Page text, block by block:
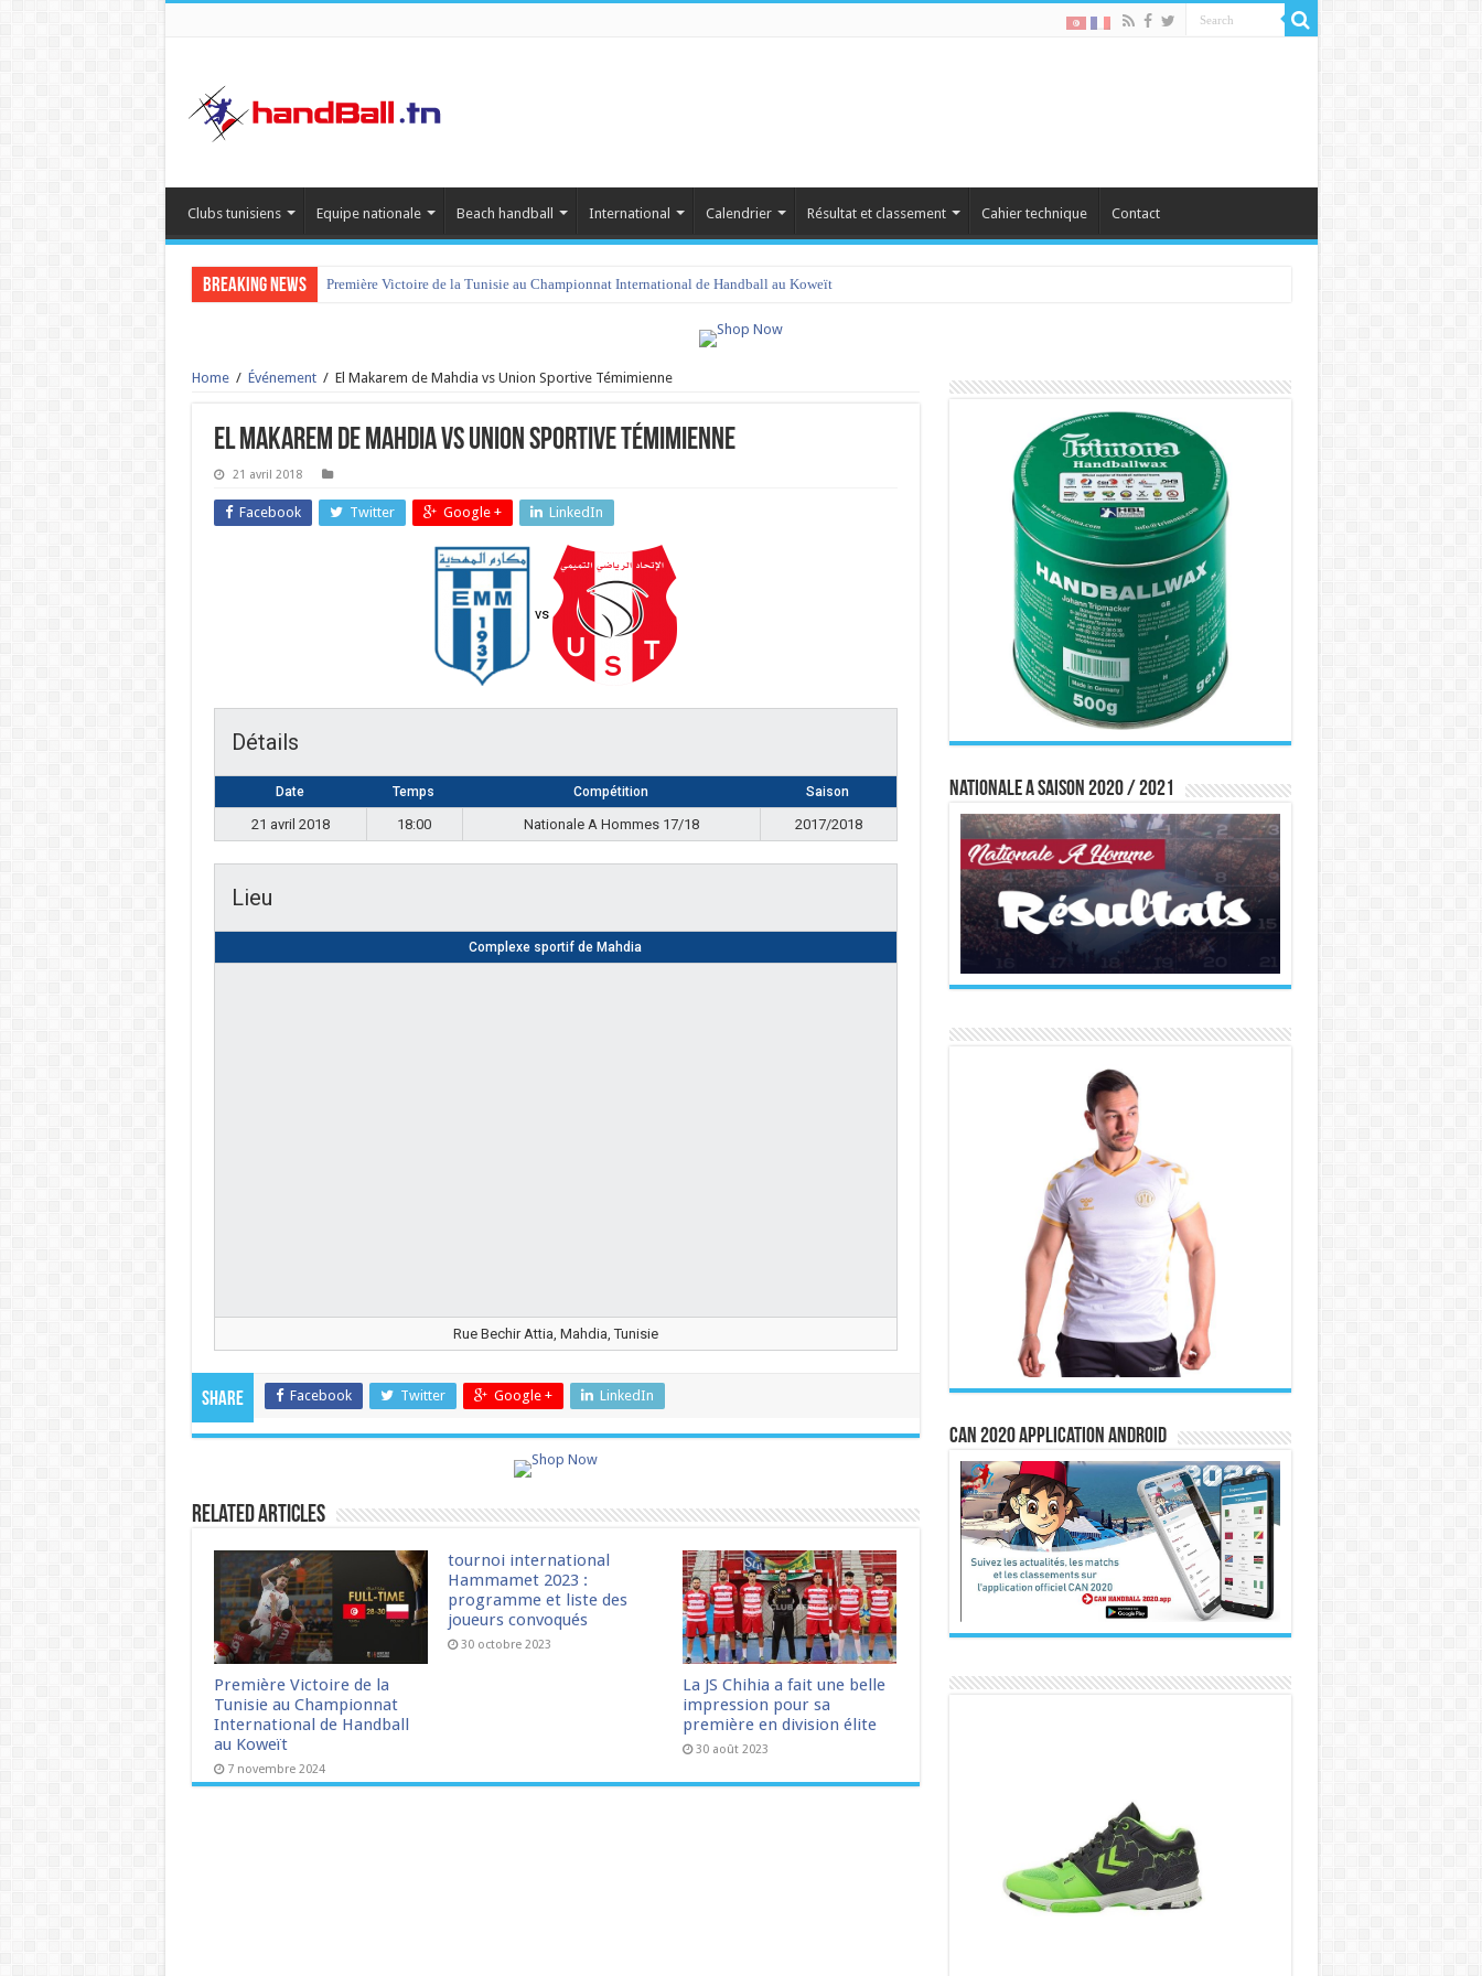
Clubs tunisiens Equipe nationale Beach handball International Calendrier Résultat et classement Cahier technique Contact
Breaking News Première Victoire de la Tunisie au Championnat International de Handball au Koweït
Home / Événement / El Makarem de Mahdia vs Union Sportive Témimienne
El Makarem de Mahdia vs Union Sportive Témimienne
21 avril 2018
Facebook Twitter Google + LinkedIn
vs
Détails
Date Temps Compétition Saison
21 avril 2018 18:00 Nationale A Hommes 17/18 2017/2018
Lieu
Complexe sportif de Mahdia
Rue Bechir Attia, Mahdia, Tunisie
Share Facebook Twitter Google + LinkedIn
Related Articles
Première Victoire de la
Tunisie au Championnat
International de Handball
au Koweït
7 novembre 2024
tournoi international
Hammamet 2023 :
programme et liste des
joueurs convoqués
30 octobre 2023
La JS Chihia a fait une belle
impression pour sa
première en division élite
30 août 2023
Nationale A saison 2020 / 2021
CAN 2020 Application Android